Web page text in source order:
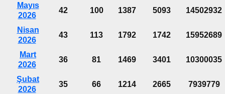
Mayıs
2026
42 100 1387 5093 14502932
Nisan
2026
43 113 1792 1742 15952689
Mart
2026
36 81 1469 3401 10300035
Şubat
2026
35 66 1214 2665 7939779